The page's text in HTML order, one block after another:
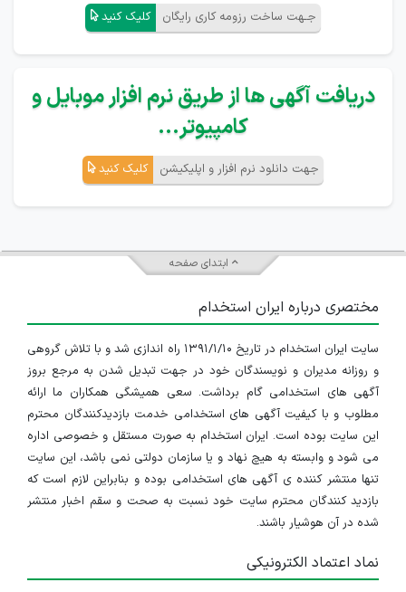
جـهت ساخت رزومه کاری رایگان کلیک کنید
دریافت آگهی ها از طریق نرم افزار موبایل و
کامپیوتر...
جهت دانلود نرم افزار و اپلیکیشن کلیک کنید
ابتدای صفحه
مختصری درباره ایران استخدام
سایت ایران استخدام در تاریخ ۱۳۹۱/۱/۱۰ راه اندازی شد و با تلاش گروهی
و روزانه مدیران و نویسندگان خود در جهت تبدیل شدن به مرجع بروز
آگهی های استخدامی گام برداشت. سعی همیشگی همکاران ما ارائه
مطلوب و با کیفیت آگهی های استخدامی خدمت بازدیدکنندگان محترم
این سایت بوده است. ایران استخدام به صورت مستقل و خصوصی اداره
می شود و وابسته به هیچ نهاد و یا سازمان دولتی نمی باشد، این سایت
تنها منتشر کننده ی آگهی های استخدامی بوده و بنابراین لازم است که
بازدید کنندگان محترم سایت خود نسبت به صحت و سقم اخبار منتشر
شده در آن هوشیار باشند.
نماد اعتماد الکترونیکی